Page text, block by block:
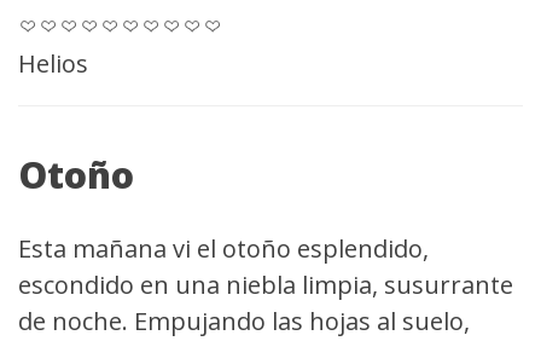
Helios
Otoño
Esta mañana vi el otoño esplendido,
escondido en una niebla limpia, susurrante
de noche. Empujando las hojas al suelo,